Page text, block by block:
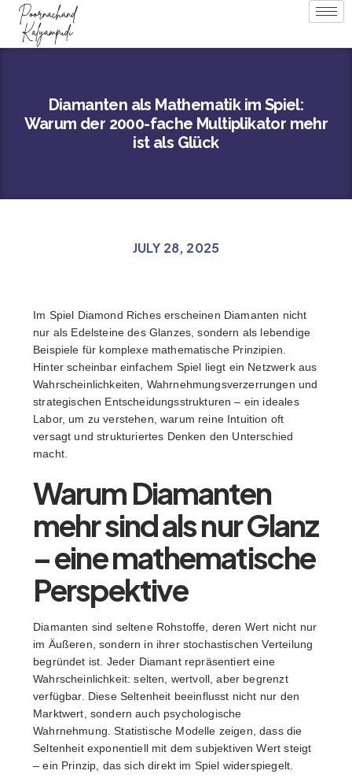
Diamanten als Mathematik im Spiel:
Warum der 2000-fache Multiplikator mehr
ist als Glück
JULY 28, 2025
Im Spiel Diamond Riches erscheinen Diamanten nicht
nur als Edelsteine des Glanzes, sondern als lebendige
Beispiele für komplexe mathematische Prinzipien.
Hinter scheinbar einfachem Spiel liegt ein Netzwerk aus
Wahrscheinlichkeiten, Wahrnehmungsverzerrungen und
strategischen Entscheidungsstrukturen – ein ideales
Labor, um zu verstehen, warum reine Intuition oft
versagt und strukturiertes Denken den Unterschied
macht.
Warum Diamanten
mehr sind als nur Glanz
– eine mathematische
Perspektive
Diamanten sind seltene Rohstoffe, deren Wert nicht nur
im Äußeren, sondern in ihrer stochastischen Verteilung
begründet ist. Jeder Diamant repräsentiert eine
Wahrscheinlichkeit: selten, wertvoll, aber begrenzt
verfügbar. Diese Seltenheit beeinflusst nicht nur den
Marktwert, sondern auch psychologische
Wahrnehmung. Statistische Modelle zeigen, dass die
Seltenheit exponentiell mit dem subjektiven Wert steigt
– ein Prinzip, das sich direkt im Spiel widerspiegelt.